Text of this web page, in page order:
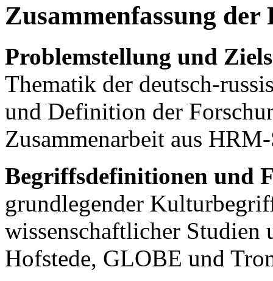
Zusammenfassung der
Problemstellung und
Thematik der deutsch-
und Definition der
Zusammenarbeit aus
Begriffsdefinitionen und
grundlegender
wissenschaftlicher Studien
Hofstede, GLOBE und